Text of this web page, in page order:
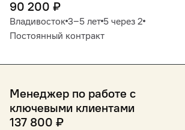
90 200 ₽
Владивосток 3‒5 лет 5 через 2
Постоянный контракт
Менеджер по работе с
ключевыми клиентами
137 800 ₽